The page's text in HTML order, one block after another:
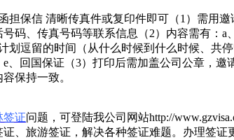
担保信 清晰传真件或复印件即可（1 ）需用
号码、传真号码等联系信息（2）内容需有： a
计划逗留的时间（从什么时候到什么时候、共
e 、回国保证（3）打印后需加盖公司公章，邀
保持一致。
签证问题，可登陆我公司网站http://
证、旅游签证，解决各种签证难题。办理签